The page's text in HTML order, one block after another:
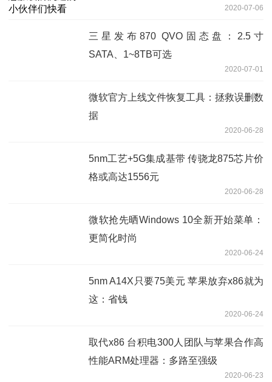
2020-07-06
三星发布870 QVO固态盘：2.5寸
SATA、1~8TB可选
2020-07-01
微软官方上线文件恢复工具：拯救误删数
据
2020-06-28
5nm工艺+5G集成基带 传骁龙875芯片价
格或高达1556元
2020-06-28
微软抢先晒Windows 10全新开始菜单：
更简化时尚
2020-06-24
5nm A14X只要75美元 苹果放弃x86就为
这：省钱
2020-06-24
取代x86 台积电300人团队与苹果合作高
性能ARM处理器：多路至强级
2020-06-23